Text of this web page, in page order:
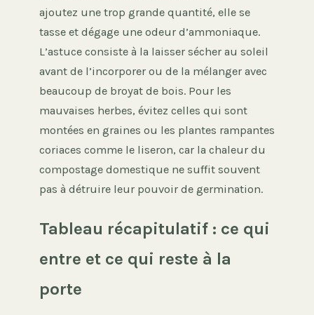
ajoutez une trop grande quantité, elle se
tasse et dégage une odeur d’ammoniaque.
L’astuce consiste à la laisser sécher au soleil
avant de l’incorporer ou de la mélanger avec
beaucoup de broyat de bois. Pour les
mauvaises herbes, évitez celles qui sont
montées en graines ou les plantes rampantes
coriaces comme le liseron, car la chaleur du
compostage domestique ne suffit souvent
pas à détruire leur pouvoir de germination.
Tableau récapitulatif : ce qui
entre et ce qui reste à la
porte